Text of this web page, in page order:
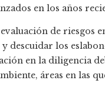
en los años
de riesgos
descuidar los
en la diligencia
áreas en las